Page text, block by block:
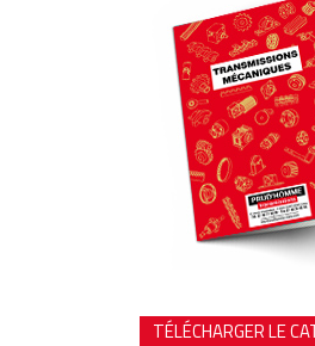
TÉLÉCHARGER LE